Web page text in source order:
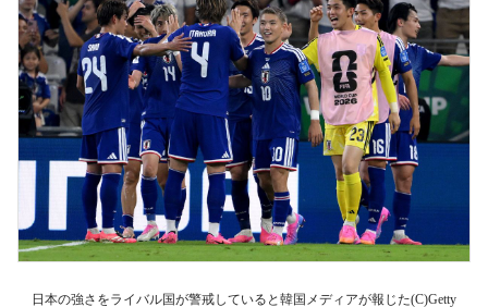
日本の強さをライバル国が警戒していると韓国メディアが報じた(C)Getty